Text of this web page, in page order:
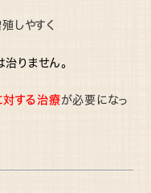
しやすく
りません。
対する治療が必要になっ